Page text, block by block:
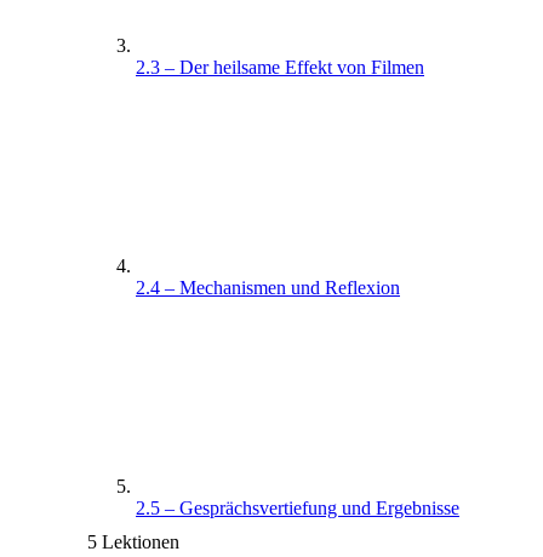
2.3 – Der heilsame Effekt von Filmen
2.4 – Mechanismen und Reflexion
2.5 – Gesprächsvertiefung und Ergebnisse
5 Lektionen